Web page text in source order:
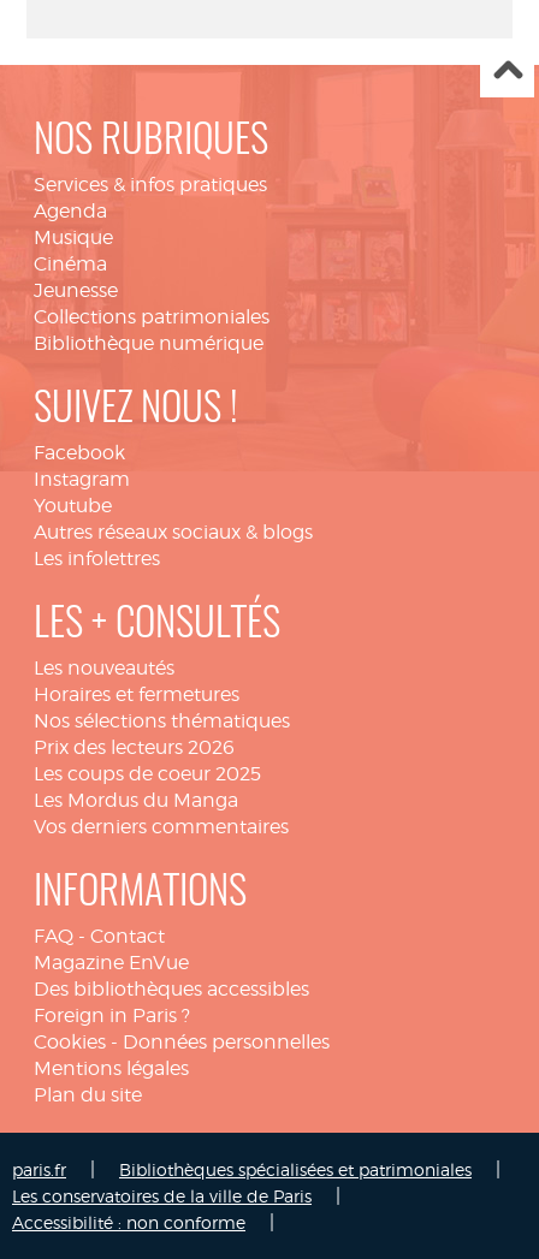
NOS RUBRIQUES
Services & infos pratiques
Agenda
Musique
Cinéma
Jeunesse
Collections patrimoniales
Bibliothèque numérique
SUIVEZ NOUS !
Facebook
Instagram
Youtube
Autres réseaux sociaux & blogs
Les infolettres
LES + CONSULTÉS
Les nouveautés
Horaires et fermetures
Nos sélections thématiques
Prix des lecteurs 2026
Les coups de coeur 2025
Les Mordus du Manga
Vos derniers commentaires
INFORMATIONS
FAQ - Contact
Magazine EnVue
Des bibliothèques accessibles
Foreign in Paris ?
Cookies - Données personnelles
Mentions légales
Plan du site
paris.fr Bibliothèques spécialisées et patrimoniales
Les conservatoires de la ville de Paris
Accessibilité : non conforme